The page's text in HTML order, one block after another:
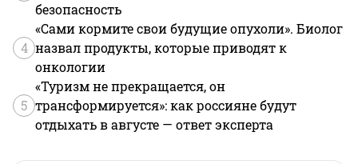
безопасность
4
«Сами кормите свои будущие опухоли». Биолог
назвал продукты, которые приводят к
онкологии
5
«Туризм не прекращается, он
трансформируется»: как россияне будут
отдыхать в августе — ответ эксперта